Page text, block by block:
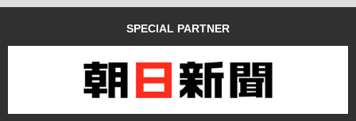
SPECIAL PARTNER